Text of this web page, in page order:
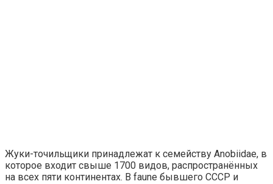
Жуки-точильщики принадлежат к семейству Anobiidae, в
которое входит свыше 1700 видов, распространённых
на всех пяти континентах. В faunе бывшего СССР и